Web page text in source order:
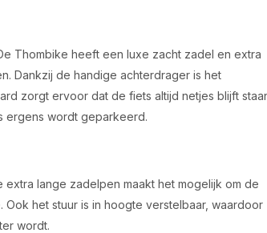
Thombike heeft een luxe zacht zadel en extra
Dankzij de handige achterdrager is het
zorgt ervoor dat de fiets altijd netjes blijft
ergens wordt geparkeerd.
lange zadelpen maakt het mogelijk om de
het stuur is in hoogte verstelbaar, waardoor
wordt.